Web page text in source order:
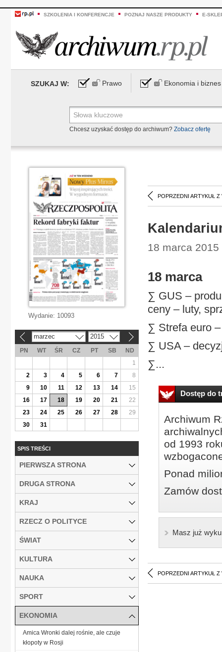
SZKOLENIA I KONFERENCJE POZNAJ NASZE PRODUKTY E-
SZUKAJ W: Prawo Ekonomia i biznes
Chcesz uzyskać dostęp do archiwum? Zobacz ofertę
POPRZEDNI ARTYKUŁ Z
18 marca
18 marca
∑ GUS –
ceny – luty,
∑ Strefa euro
∑ USA –
∑...
Dostęp do
Archiwum
od 1993
Ponad
Zamów
Masz już
POPRZEDNI ARTYKUŁ Z
Wydanie: 10093
marzec 2015
PN WT ŚR CZ PT SB
ND
1
2
3 4 5 6 7
8
9
10 11 12 13 14
15
16
17 18 19 20 21
22
23
24 25 26 27 28
29
30
31
SPIS TREŚCI
PIERWSZA STRONA
DRUGA STRONA
KRAJ
RZECZ O POLITYCE
ŚWIAT
KULTURA
NAUKA
SPORT
EKONOMIA
Amica Wronki dalej rośnie, ale czuje
kłopoty w Rosji